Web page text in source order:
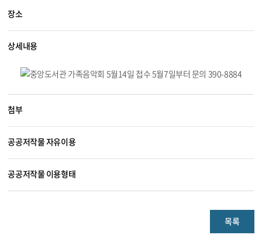
장소
상세내용
첨부
공공저작물 자유이용
공공저작물 이용형태
목록